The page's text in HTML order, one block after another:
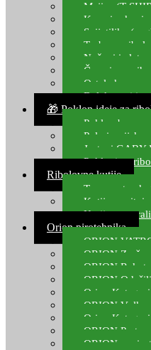
Majice (T-
Kape i
Svijetiljke
Torbe za
Noževi i alat
Čamci za
Ostala kamp
Dalekozori i
🎁 Poklon ideje za
Poklon bon za
Polarizacijske
Jastuci GABY
Pokloni za
Ribolovne kutije
Transportne
Kutije za sitni
Kutije za
Orion pirotehnika
ORION
ORION Zračne
ORION
ORION
Orion
ORION
Orion
ORION Party
ORION